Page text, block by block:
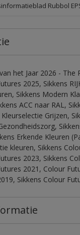
het Jaar 2026 - The
2025, Sikkens
Sikkens Modern
ACC naar RAL,
Grijzen,
Erkende Kleuren
kleuren, Sikkens
2023, Sikkens
2021, Colour
Sikkens Colour